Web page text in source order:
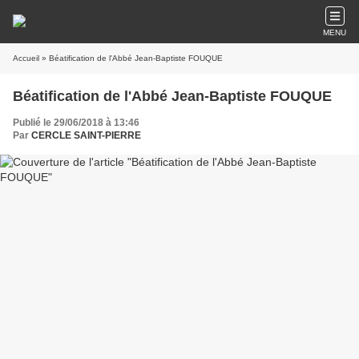
MENU
Accueil » Béatification de l'Abbé Jean-Baptiste FOUQUE
Béatification de l'Abbé Jean-Baptiste FOUQUE
Publié le 29/06/2018 à 13:46
Par CERCLE SAINT-PIERRE